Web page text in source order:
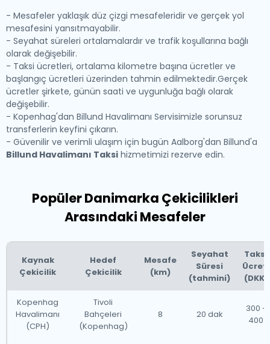
- Mesafeler yaklaşık düz çizgi mesafeleridir ve gerçek yol
mesafesini yansıtmayabilir.
- Seyahat süreleri ortalamalardır ve trafik koşullarına bağlı
olarak değişebilir.
- Taksi ücretleri, ortalama kilometre başına ücretler ve
başlangıç ücretleri üzerinden tahmin edilmektedir.Gerçek
ücretler şirkete, günün saati ve uygunluğa bağlı olarak
değişebilir.
- Kopenhag'dan Billund Havalimanı Servisimizle sorunsuz
transferlerin keyfini çıkarın.
- Güvenilir ve verimli ulaşım için bugün Aalborg'dan Billund'a
Billund Havalimanı Taksi hizmetimizi rezerve edin.
Popüler Danimarka Çekicilikleri
Arasındaki Mesafeler
Kaynak
Çekicilik
Hedef
Çekicilik
Mesafe
(km)
Seyahat
Süresi
(tahmini)
Taksi
Ücreti
(DKK)
Kopenhag
Havalimanı
(CPH)
Tivoli
Bahçeleri
(Kopenhag)
8 20 dak
300 -
400